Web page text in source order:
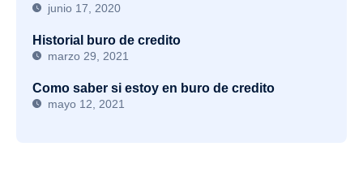
junio 17, 2020
Historial buro de credito
marzo 29, 2021
Como saber si estoy en buro de credito
mayo 12, 2021